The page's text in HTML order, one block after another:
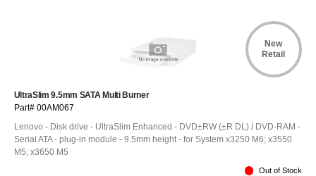
New
Retail
UltraSlim 9.5mm SATA Multi Burner
Part# 00AM067
Lenovo - Disk drive - UltraSlim Enhanced - DVD±RW (±R DL) / DVD-RAM -
Serial ATA - plug-in module - 9.5mm height - for System x3250 M6; x3550
M5; x3650 M5
Out of Stock